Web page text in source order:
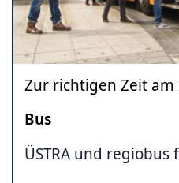
Zur richtigen Zeit
Bus
ÜSTRA und regiobus